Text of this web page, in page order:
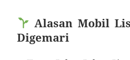
Alasan Mobil
Digemari